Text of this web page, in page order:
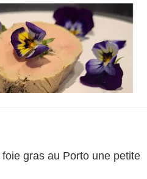
gras au Porto une petite